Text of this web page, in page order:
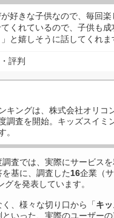
好きな子供なので、毎回
くれているので、子供も
」と嬉しそうに話してくれま
評判
キングは、株式会社オリコ
調査を開始。キッズスイ
。
査では、実際にサービス
基に、調査した16企業（
グを発表しています。
、様々な切り口から「キ
いった、実際のユーザーの